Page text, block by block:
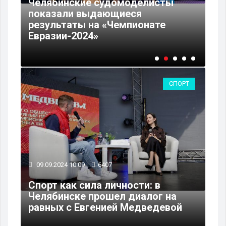
Челябинские судомоделисты
показали выдающиеся
результаты на «Чемпионате
Евразии-2024»
СПОРТ
09.09.2024 10:09 6407
Спорт как сила личности: в
Челябинске прошел диалог на
равных с Евгенией Медведевой